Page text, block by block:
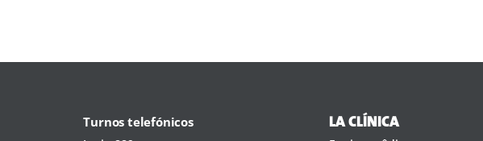
Turnos telefónicos LA CLÍNICA